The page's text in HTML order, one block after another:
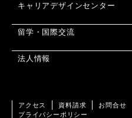
キャリアデザインセンター
留学・国際交流
法人情報
アクセス 資料請求 お問合せ
プライバシーポリシー